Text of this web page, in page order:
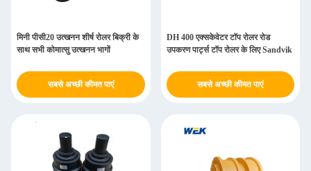
मिनी पीसी20 उत्खनन शीर्ष रोलर बिक्री के
साथ सभी कोमात्सु उत्खनन भागों
सबसे अच्छी कीमत पाएं
DH 400 एक्सकेवेटर टॉप रोलर रोड
उपकरण पार्ट्स टॉप रोलर के लिए Sandvik
सबसे अच्छी कीमत पाएं